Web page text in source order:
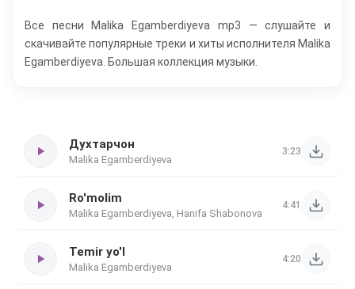
Все песни Malika Egamberdiyeva mp3 — слушайте и
скачивайте популярные треки и хиты исполнителя Malika
Egamberdiyeva. Большая коллекция музыки.
Духтарчон
Malika Egamberdiyeva
3:23
Ro'molim
Malika Egamberdiyeva, Hanifa Shabonova
4:41
Temir yo'l
Malika Egamberdiyeva
4:20